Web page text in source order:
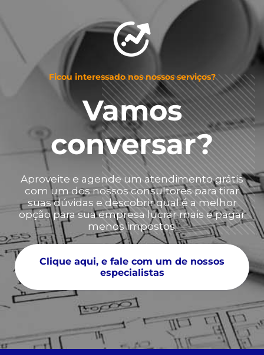
Ficou interessado nos nossos serviços?
Vamos
conversar?
Aproveite e agende um atendimento grátis
com um dos nossos consultores para tirar
suas dúvidas e descobrir qual é a melhor
opção para sua empresa lucrar mais e pagar
menos impostos.
Clique aqui, e fale com um de nossos
especialistas